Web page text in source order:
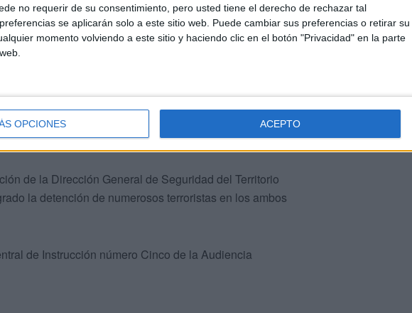
no requerir de su consentimiento, pero usted tiene el derecho de rechazar tal
se aplicarán solo a este sitio web. Puede cambiar sus preferencias o retirar su
momento volviendo a este sitio y haciendo clic en el botón "Privacidad" en la parte
OPCIONES ACEPTO
la Comisaría General de Información y la Brigada
realizado bajo la dirección del Juzgado Central de
de la Audiencia Nacional.
de la Dirección General de Seguridad del Territorio
la detención de numerosos terroristas en los ambos
de Instrucción número Cinco de la Audiencia